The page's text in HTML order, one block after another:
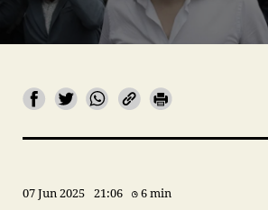
07 Jun 2025 21:06 6 min